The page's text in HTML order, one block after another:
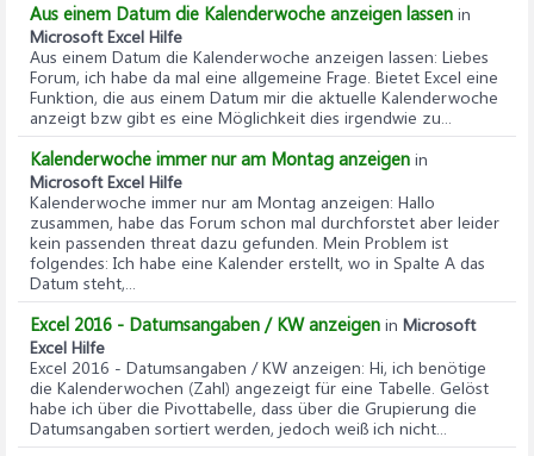
Aus einem Datum die Kalenderwoche anzeigen lassen in
Microsoft Excel Hilfe
Aus einem Datum die Kalenderwoche anzeigen lassen: Liebes
Forum, ich habe da mal eine allgemeine Frage. Bietet Excel eine
Funktion, die aus einem Datum mir die aktuelle Kalenderwoche
anzeigt bzw gibt es eine Möglichkeit dies irgendwie zu...
Kalenderwoche immer nur am Montag anzeigen in
Microsoft Excel Hilfe
Kalenderwoche immer nur am Montag anzeigen: Hallo
zusammen, habe das Forum schon mal durchforstet aber leider
kein passenden threat dazu gefunden. Mein Problem ist
folgendes: Ich habe eine Kalender erstellt, wo in Spalte A das
Datum steht,...
Excel 2016 - Datumsangaben / KW anzeigen in Microsoft
Excel Hilfe
Excel 2016 - Datumsangaben / KW anzeigen: Hi, ich benötige
die Kalenderwochen (Zahl) angezeigt für eine Tabelle. Gelöst
habe ich über die Pivottabelle, dass über die Grupierung die
Datumsangaben sortiert werden, jedoch weiß ich nicht...